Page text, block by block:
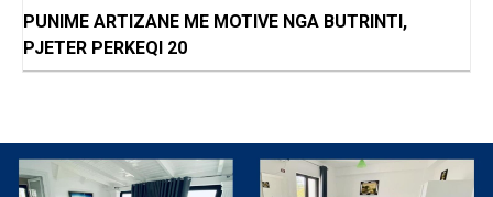
PUNIME ARTIZANE ME MOTIVE NGA BUTRINTI,
PJETER PERKEQI 20